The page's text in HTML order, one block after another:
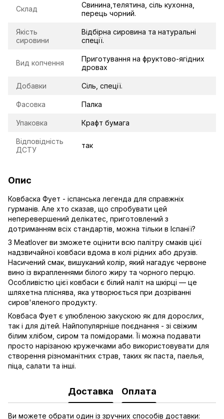
Склад
Свинина,телятина, сіль кухонна,
перець чорний.
Якість
сировини
Відбірна сировина та натуральні
спеції.
Вид копчення
Приготування на фруктово-ягідних
дровах
Добавки Сіль, спеції.
Фасовка Палка
Упаковка Крафт бумага
Відповідність
ДСТУ
так
Опис
Ковбаска Фует - іспанська легенда для справжніх
гурманів. Але хто сказав, що спробувати цей
неперевершений делікатес, приготовлений з
дотриманням всіх стандартів, можна тільки в Іспанії?
З Meatlover ви зможете оцінити всю палітру смаків цієї
надзвичайної ковбаси вдома в колі рідних або друзів.
Насичений смак, вишуканий колір, який нагадує червоне
вино із вкрапленнями білого жиру та чорного перцю.
Особливістю цієї ковбаси є білий наліт на шкірці — це
шляхетна пліснява, яка утворюється при дозріванні
сиров'яленого продукту.
Ковбаса Фует є улюбленою закускою як для дорослих,
так і для дітей. Найпопулярніше поєднання - зі свіжим
білим хлібом, сиром та помідорами. Її можна подавати
просто нарізаною кружечками або використовувати для
створення різноманітних страв, таких як паста, паелья,
піца, салати та інші.
Доставка Оплата
Ви можете обрати один із зручних способів доставки: